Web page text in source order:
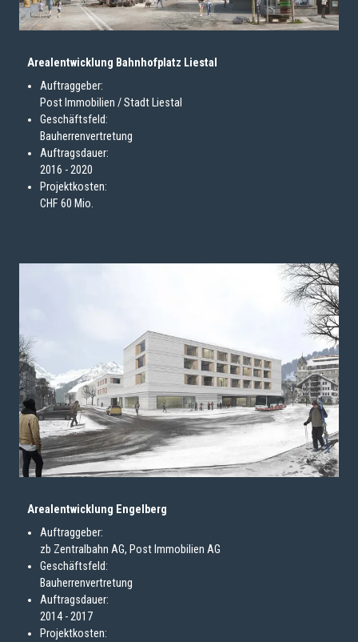
Arealentwicklung Bahnhofplatz Liestal
Auftraggeber:
Post Immobilien / Stadt Liestal
Geschäftsfeld:
Bauherrenvertretung
Auftragsdauer:
2016 - 2020
Projektkosten:
CHF 60 Mio.
Arealentwicklung Engelberg
Auftraggeber:
zb Zentralbahn AG, Post Immobilien AG
Geschäftsfeld:
Bauherrenvertretung
Auftragsdauer:
2014 - 2017
Projektkosten: